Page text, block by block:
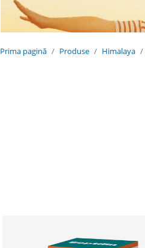
Prima pagină Produse Himalaya